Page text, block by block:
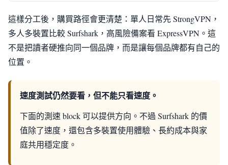
這樣分工後，購買路徑會更清楚：單人日常先 StrongVPN，
多人多裝置比較 Surfshark，高風險備案看 ExpressVPN。這
不是把讀者硬推向同一個品牌，而是讓每個品牌都有自己的
位置。
速度測試仍然要看，但不能只看速度。
下面的測速 block 可以提供方向。不過 Surfshark 的價
值除了速度，還包含多裝置使用體驗、長約成本與家
庭共用穩定度。